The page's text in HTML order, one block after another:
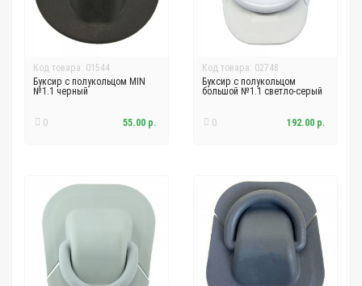
Код товара: 01544
Буксир с полукольцом MIN
№1.1 черный
0 55.00 р.
Код товара: 02748
Буксир с полукольцом
большой №1.1 светло-серый
0 192.00 р.